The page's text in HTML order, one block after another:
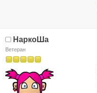
НаркоШа
Ветеран